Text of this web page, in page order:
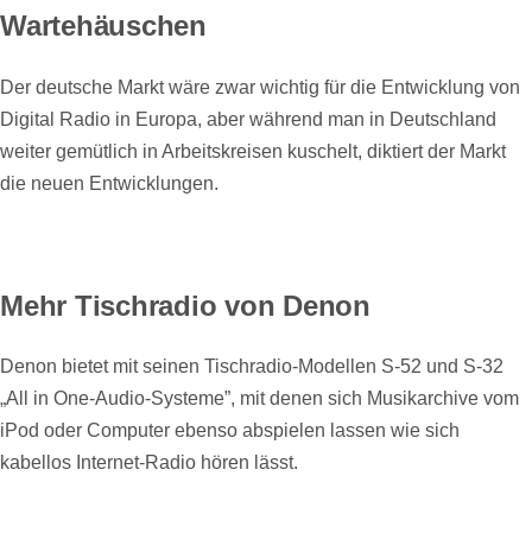
Wartehäuschen
Der deutsche Markt wäre zwar wichtig für die Entwicklung von
Digital Radio in Europa, aber während man in Deutschland
weiter gemütlich in Arbeitskreisen kuschelt, diktiert der Markt
die neuen Entwicklungen.
Mehr Tischradio von Denon
Denon bietet mit seinen Tischradio-Modellen S-52 und S-32
„All in One-Audio-Systeme”, mit denen sich Musikarchive vom
iPod oder Computer ebenso abspielen lassen wie sich
kabellos Internet-Radio hören lässt.